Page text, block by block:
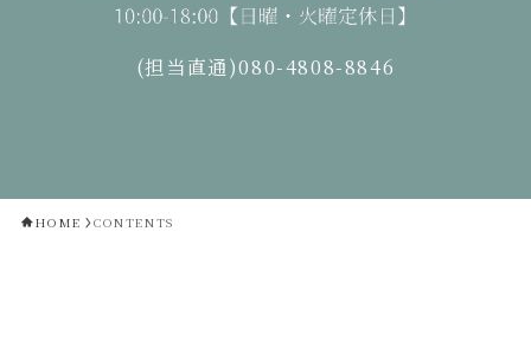
(担当直通)080-4808-8846
HOME CONTENTS